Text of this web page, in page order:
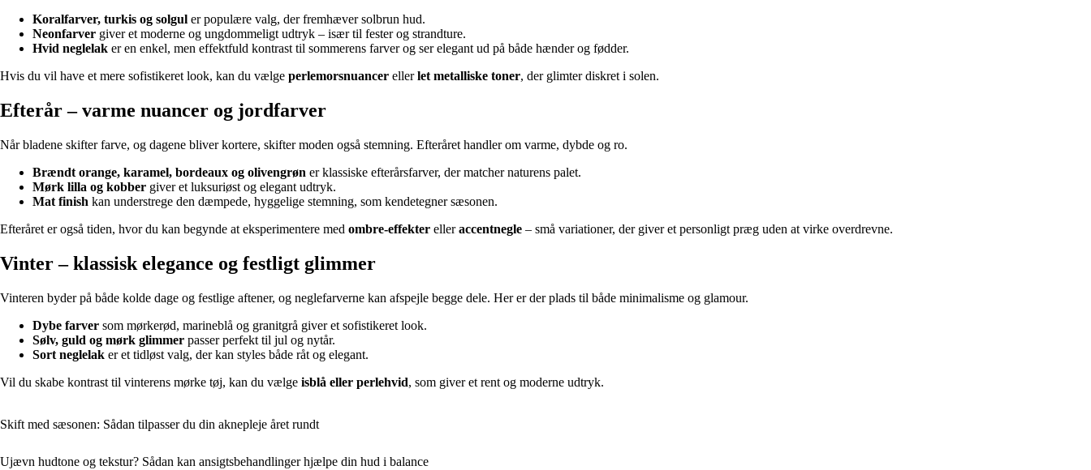
Koralfarver, turkis og solgul er populære valg, der fremhæver solbrun hud.
Neonfarver giver et moderne og ungdommeligt udtryk – især til fester og strandture.
Hvid neglelak er en enkel, men effektfuld kontrast til sommerens farver og ser elegant ud på både hænder og fødder.
Hvis du vil have et mere sofistikeret look, kan du vælge perlemorsnuancer ellerlet metalliske toner, der glimter diskret i solen.
Efterår – varme nuancer og jordfarver
Når bladene skifter farve, og dagene bliver kortere, skifter moden også stemning. Efteråret handler om varme, dybde og ro.
Brændt orange, karamel, bordeaux og olivengrøn er klassiske efterårsfarver, der matcher naturens palet.
Mørk lilla og kobber giver et luksuriøst og elegant udtryk.
Mat finish kan understrege den dæmpede, hyggelige stemning, som kendetegner sæsonen.
Efteråret er også tiden, hvor du kan begynde at eksperimentere med ombre-effekter elleraccentnegle – små variationer, der giver et personligt præg uden at virke overdrevne.
Vinter – klassisk elegance og festligt glimmer
Vinteren byder på både kolde dage og festlige aftener, og neglefarverne kan afspejle begge dele. Her er der plads til både minimalisme og glamour.
Dybe farver som mørkerød, marineblå og granitgrå giver et sofistikeret look.
Sølv, guld og mørk glimmer passer perfekt til jul og nytår.
Sort neglelak er et tidløst valg, der kan styles både råt og elegant.
Vil du skabe kontrast til vinterens mørke tøj, kan du vælge isblå eller perlehvid, som giver et rent og moderne udtryk.
Skift med sæsonen: Sådan tilpasser du din aknepleje året rundt
Ujævn hudtone og tekstur? Sådan kan ansigtsbehandlinger hjælpe din hud i balance